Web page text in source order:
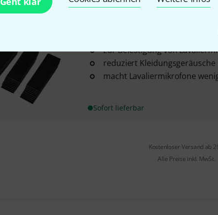
zur Befestigung von
reduziert Kleidungsgeräusche
macht Lavaliermikrofone
Sofort lieferbar
Kostenloser Versand ab
Alle Preise inkl. MwSt.